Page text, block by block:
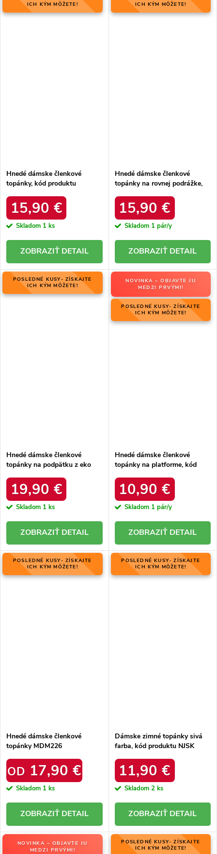
ICH KÝM MÔŽETE!
Hnedé dámske členkové
topánky, kód produktu
15,90 €
Skladom 1 ks
DETAIL
ICH KÝM MÔŽETE!
Hnedé dámske členkové
topánky na rovnej podrážke,
15,90 €
Skladom 1 pár/y
DETAIL
POSLEDNÉ KUSY- ZÍSKAJTE
ICH KÝM MÔŽETE!
Hnedé dámske členkové
topánky na podpätku z eko
L13107-9 BEIGE
19,90 €
Skladom 1 ks
DETAIL
NOVINKA – OBJAVTE JU
MEDZI PRVÝMI!
POSLEDNÉ KUSY- ZÍSKAJTE
ICH KÝM MÔŽETE!
Hnedé dámske členkové
topánky na platforme, kód
10,90 €
Skladom 1 pár/y
DETAIL
POSLEDNÉ KUSY- ZÍSKAJTE
ICH KÝM MÔŽETE!
Hnedé dámske členkové
topánky MDM226
OD 17,90 €
Skladom 1 ks
DETAIL
POSLEDNÉ KUSY- ZÍSKAJTE
ICH KÝM MÔŽETE!
Dámske zimné topánky sivá
farba, kód produktu NJSK
11,90 €
Skladom 2 ks
DETAIL
NOVINKA – OBJAVTE JU
MEDZI PRVÝMI!
POSLEDNÉ KUSY- ZÍSKAJTE
ICH KÝM MÔŽETE!